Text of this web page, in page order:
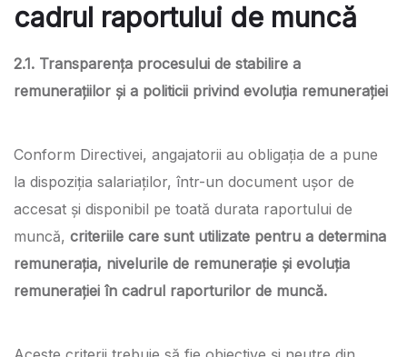
cadrul raportului de muncă
2.1. Transparența procesului de stabilire a
remunerațiilor și a politicii privind evoluția remunerației
Conform Directivei, angajatorii au obligația de a pune
la dispoziția salariaților, într-un document ușor de
accesat și disponibil pe toată durata raportului de
muncă, criteriile care sunt utilizate pentru a determina
remunerația, nivelurile de remunerație și evoluția
remunerației în cadrul raporturilor de muncă.